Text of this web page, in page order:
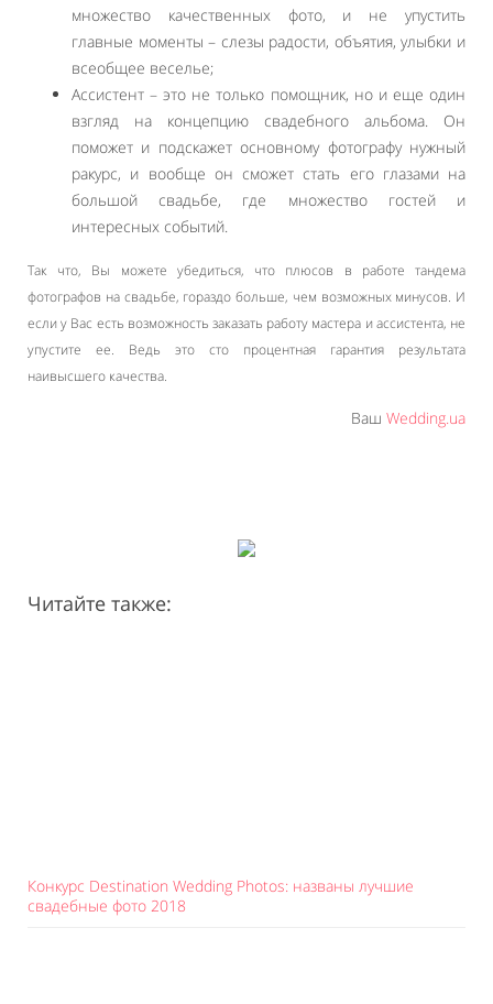
множество качественных фото, и не упустить
главные моменты – слезы радости, объятия, улыбки и
всеобщее веселье;
Ассистент – это не только помощник, но и еще один
взгляд на концепцию свадебного альбома. Он
поможет и подскажет основному фотографу нужный
ракурс, и вообще он сможет стать его глазами на
большой свадьбе, где множество гостей и
интересных событий.
Так что, Вы можете убедиться, что плюсов в работе тандема
фотографов на свадьбе, гораздо больше, чем возможных минусов. И
если у Вас есть возможность заказать работу мастера и ассистента, не
упустите ее. Ведь это сто процентная гарантия результата
наивысшего качества.
Ваш Wedding.ua
Читайте также:
Конкурс Destination Wedding Photos: названы лучшие
свадебные фото 2018